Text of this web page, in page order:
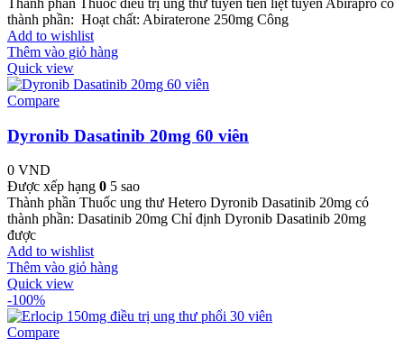
Thành phần Thuốc điều trị ung thư tuyến tiền liệt tuyến Abirapro có
thành phần: Hoạt chất: Abiraterone 250mg Công
Add to wishlist
Thêm vào giỏ hàng
Quick view
Compare
Dyronib Dasatinib 20mg 60 viên
0 VND
Được xếp hạng 0 5 sao
Thành phần Thuốc ung thư Hetero Dyronib Dasatinib 20mg có
thành phần: Dasatinib 20mg Chỉ định Dyronib Dasatinib 20mg
được
Add to wishlist
Thêm vào giỏ hàng
Quick view
-100%
Compare